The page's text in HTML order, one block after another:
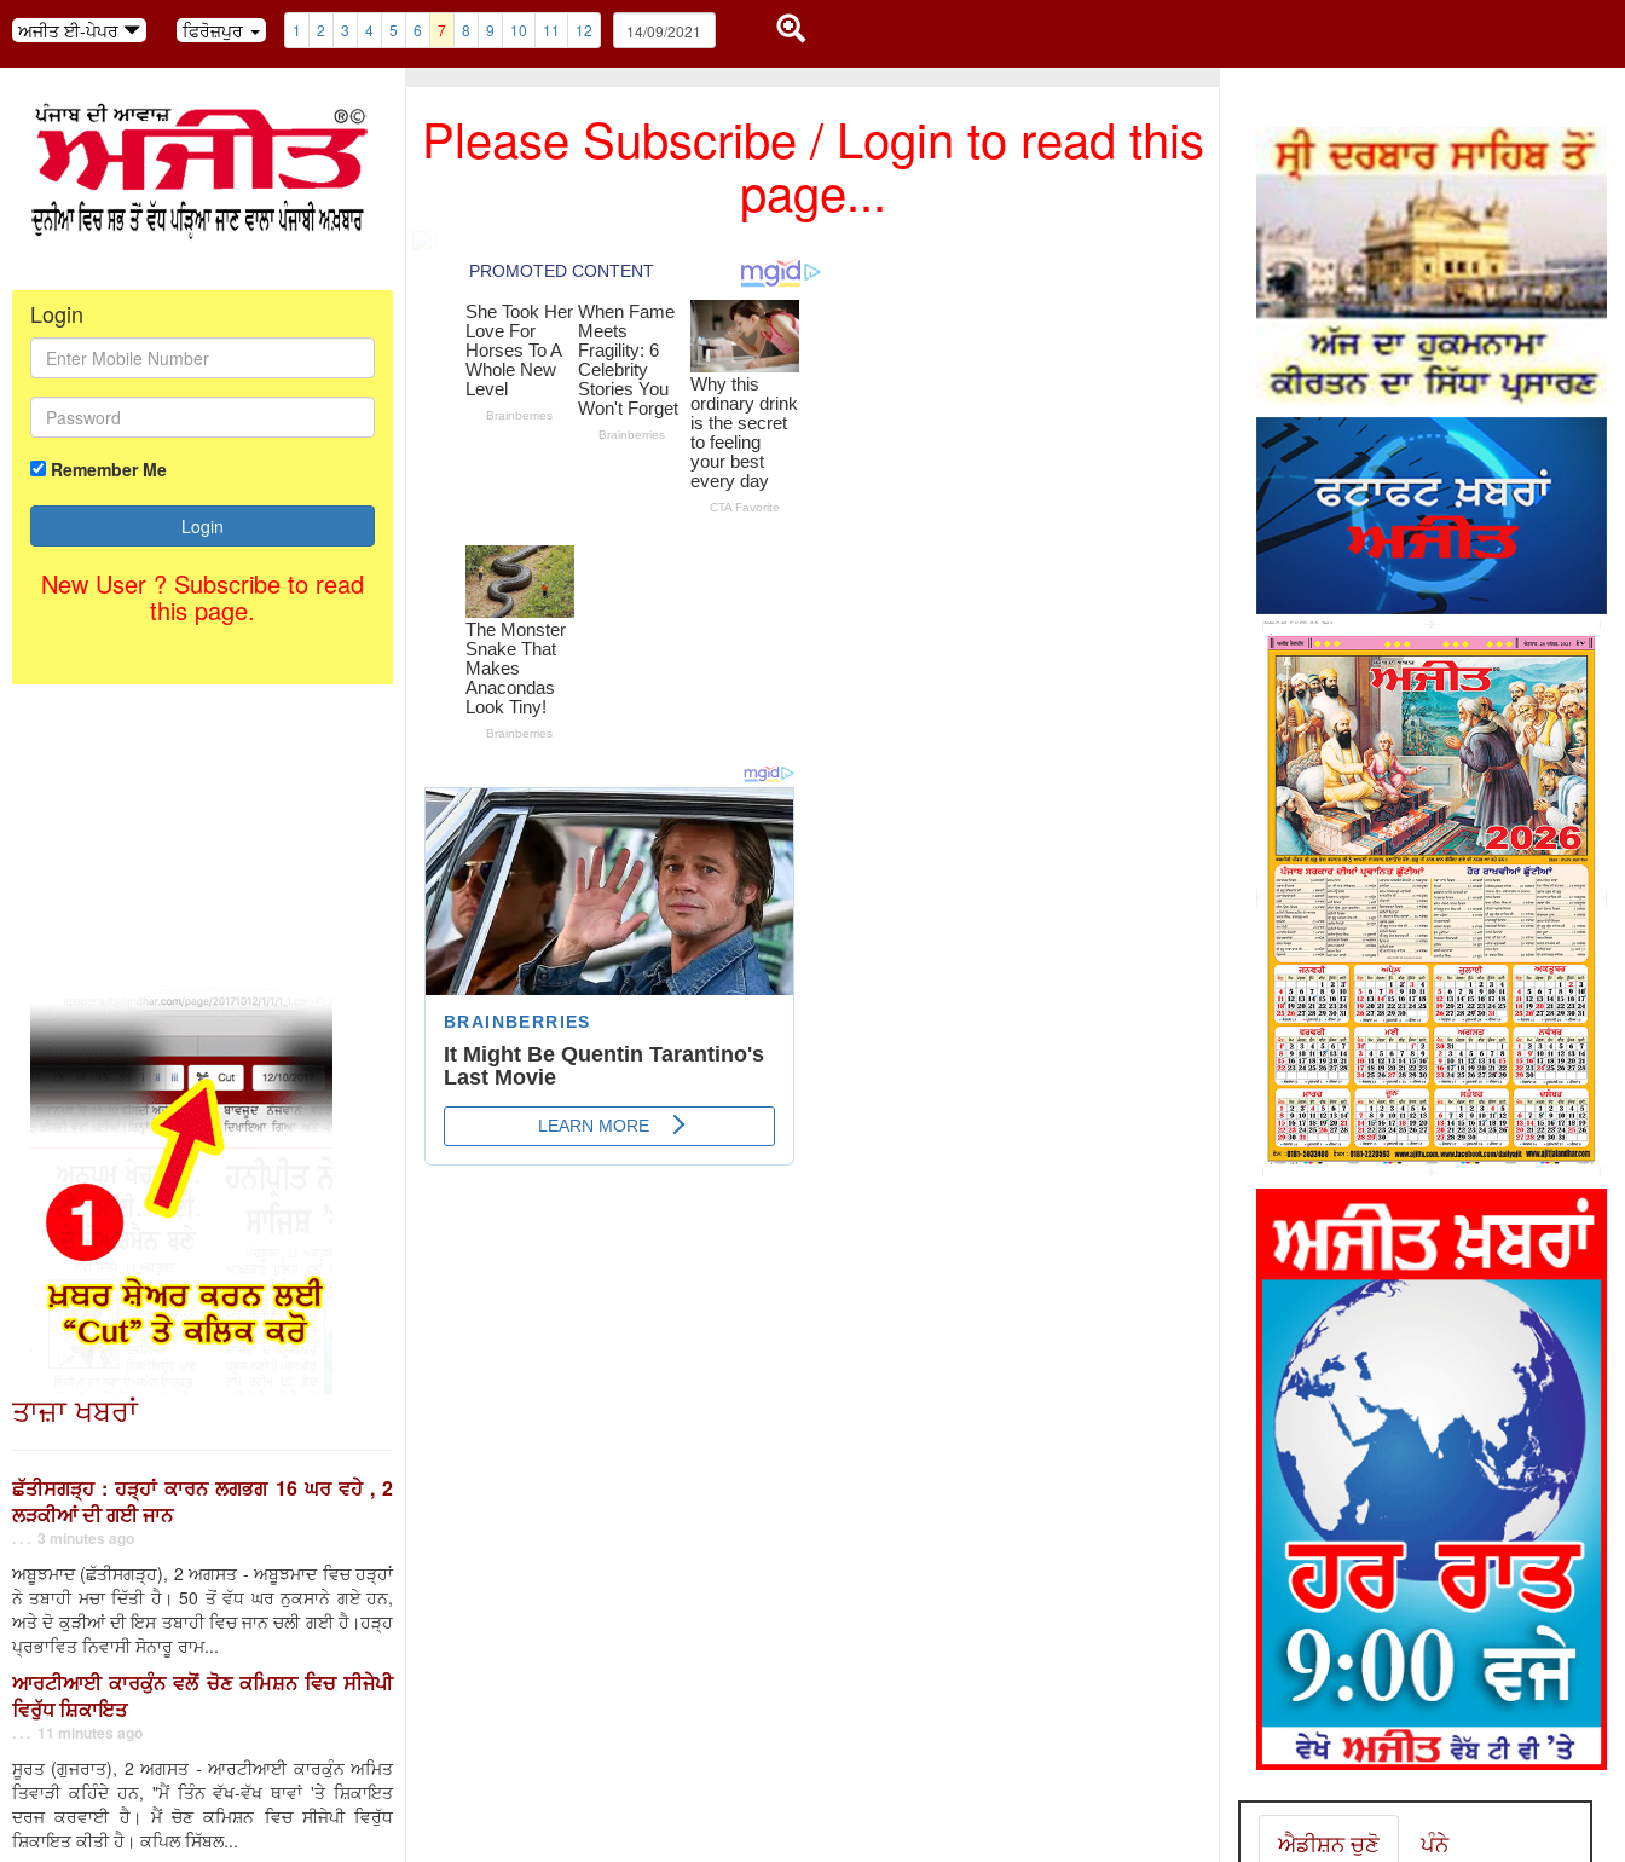
ਅਜੀਤ ਈ-ਪੇਪਰ ਫਿਰੋਜ਼ਪੁਰ 1 2 3 4 5 6 7 8 9 10 11 12
Login
Remember Me
New User ? Subscribe to read
this page.
ਤਾਜ਼ਾ ਖਬਰਾਂ
ਛੱਤੀਸਗੜ੍ਹ : ਹੜ੍ਹਾਂ ਕਾਰਨ ਲਗਭਗ 16 ਘਰ ਵਹੇ , 2
ਲੜਕੀਆਂ ਦੀ ਗਈ ਜਾਨ
. . . 3 minutes ago
ਅਬੂਝਮਾਦ (ਛੱਤੀਸਗੜ੍ਹ), 2 ਅਗਸਤ - ਅਬੂਝਮਾਦ ਵਿਚ ਹੜ੍ਹਾਂ
ਨੇ ਤਬਾਹੀ ਮਚਾ ਦਿੱਤੀ ਹੈ। 50 ਤੋਂ ਵੱਧ ਘਰ ਨੁਕਸਾਨੇ ਗਏ ਹਨ,
ਅਤੇ ਦੋ ਕੁੜੀਆਂ ਦੀ ਇਸ ਤਬਾਹੀ ਵਿਚ ਜਾਨ ਚਲੀ ਗਈ ਹੈ।ਹੜ੍ਹ
ਪ੍ਰਭਾਵਿਤ ਨਿਵਾਸੀ ਸੋਨਾਰੂ ਰਾਮ...
ਆਰਟੀਆਈ ਕਾਰਕੁੰਨ ਵਲੋਂ ਚੋਣ ਕਮਿਸ਼ਨ ਵਿਚ ਸੀਜੇਪੀ
ਵਿਰੁੱਧ ਸ਼ਿਕਾਇਤ
. . . 11 minutes ago
ਸੂਰਤ (ਗੁਜਰਾਤ), 2 ਅਗਸਤ - ਆਰਟੀਆਈ ਕਾਰਕੁੰਨ ਅਮਿਤ
ਤਿਵਾੜੀ ਕਹਿੰਦੇ ਹਨ, "ਮੈਂ ਤਿੰਨ ਵੱਖ-ਵੱਖ ਥਾਵਾਂ 'ਤੇ ਸ਼ਿਕਾਇਤ
ਦਰਜ ਕਰਵਾਈ ਹੈ। ਮੈਂ ਚੋਣ ਕਮਿਸ਼ਨ ਵਿਚ ਸੀਜੇਪੀ ਵਿਰੁੱਧ
ਸ਼ਿਕਾਇਤ ਕੀਤੀ ਹੈ। ਕਪਿਲ ਸਿੱਬਲ...
Please Subscribe / Login to read this
page...
ਐਡੀਸ਼ਨ ਚੁਣੋ ਪੰਨੇ